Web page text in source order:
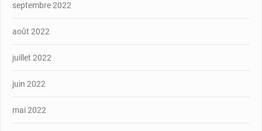
septembre 2022
août 2022
juillet 2022
juin 2022
mai 2022